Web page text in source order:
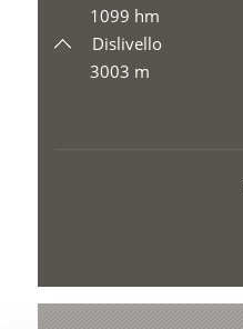
1099 hm
Dislivello
3003 m